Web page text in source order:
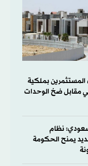
بملكية
مقابل ضخ الوحدات
نظام
يمنح الحكومة